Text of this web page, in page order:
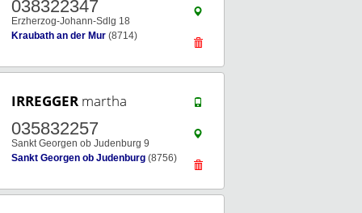
038322347
Erzherzog-Johann-Sdlg 18
Kraubath an der Mur (8714)
IRREGGER martha
035832257
Sankt Georgen ob Judenburg 9
Sankt Georgen ob Judenburg (8756)